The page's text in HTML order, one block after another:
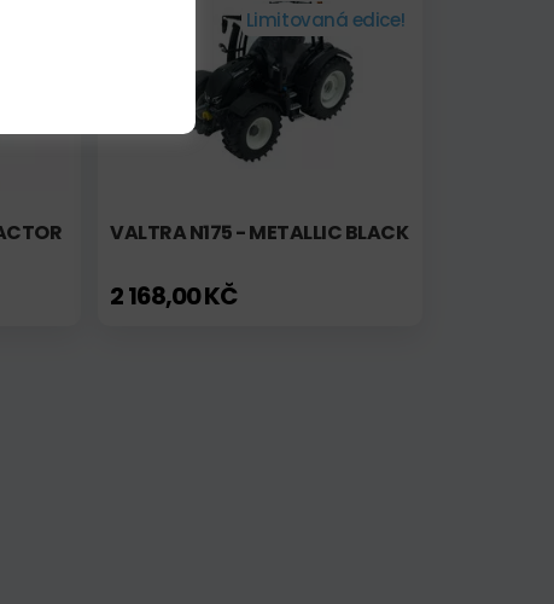
Limitovaná edice!
VALTRA N175 - METALLIC BLACK
2 168,00 KČ